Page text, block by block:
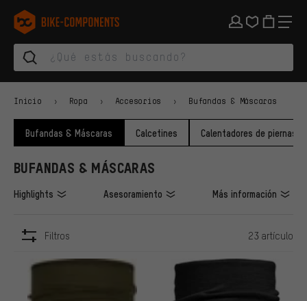
Saltar a la navegación principal
Saltar a la navegación de categorías
Saltar al contenido
Saltar a marcas y al boletín
Saltar al pie de página
bike-components.de Página de inicio
Inicio Ropa Accesorios Bufandas & Máscaras
Bufandas & Máscaras Calcetines Calentadores de piernas
BUFANDAS & MÁSCARAS
Highlights Asesoramiento Más información
Filtros 23 artículo
ARTÍCULOS